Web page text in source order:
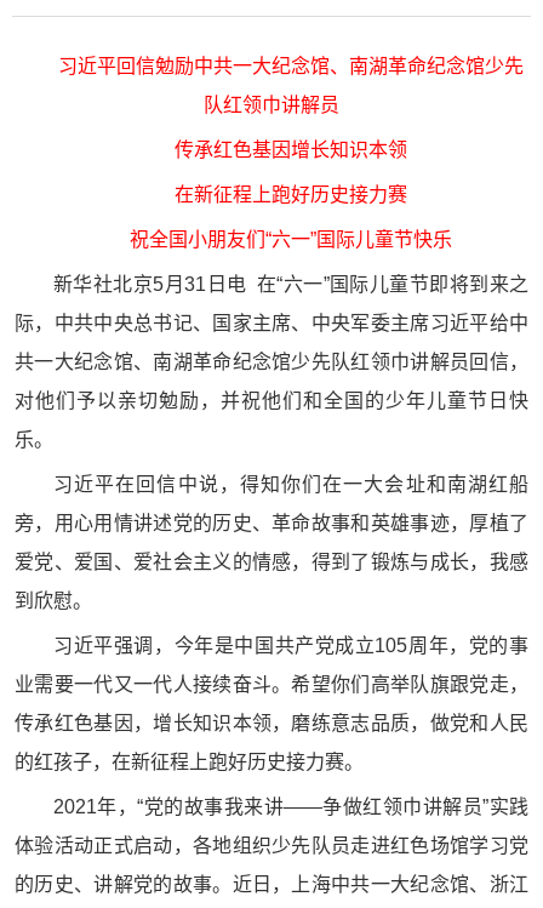
习近平回信勉励中共一大纪念馆、南湖革命纪念馆少先
队红领巾讲解员
传承红色基因增长知识本领
在新征程上跑好历史接力赛
祝全国小朋友们“六一”国际儿童节快乐
新华社北京5月31日电 在“六一”国际儿童节即将到来之
际，中共中央总书记、国家主席、中央军委主席习近平给中
共一大纪念馆、南湖革命纪念馆少先队红领巾讲解员回信，
对他们予以亲切勉励，并祝他们和全国的少年儿童节日快
乐。
习近平在回信中说，得知你们在一大会址和南湖红船
旁，用心用情讲述党的历史、革命故事和英雄事迹，厚植了
爱党、爱国、爱社会主义的情感，得到了锻炼与成长，我感
到欣慰。
习近平强调，今年是中国共产党成立105周年，党的事
业需要一代又一代人接续奋斗。希望你们高举队旗跟党走，
传承红色基因，增长知识本领，磨练意志品质，做党和人民
的红孩子，在新征程上跑好历史接力赛。
2021年，“党的故事我来讲——争做红领巾讲解员”实践
体验活动正式启动，各地组织少先队员走进红色场馆学习党
的历史、讲解党的故事。近日，上海中共一大纪念馆、浙江